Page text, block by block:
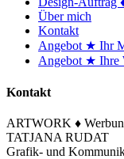
Über mich
Kontakt
Angebot ★ Ihr
Angebot ★ Ihre
Kontakt
ARTWORK ♦
TATJANA RUDAT
Grafik- und